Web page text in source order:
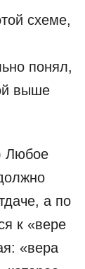
схеме,
понял,
выше
Любое
а по
к «вере
«вера